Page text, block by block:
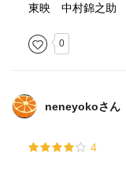
東映 中村錦之助
0
neneyokoさん
4